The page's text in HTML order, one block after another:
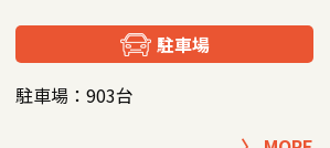
駐車場
駐車場：903台